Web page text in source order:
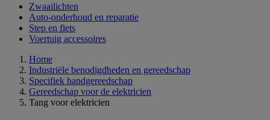
Zwaailichten
Auto-onderhoud en reparatie
Step en fiets
Voertuig accessoires
Home
Industriële benodigdheden en gereedschap
Specifiek handgereedschap
Gereedschap voor de elektricien
Tang voor elektricien